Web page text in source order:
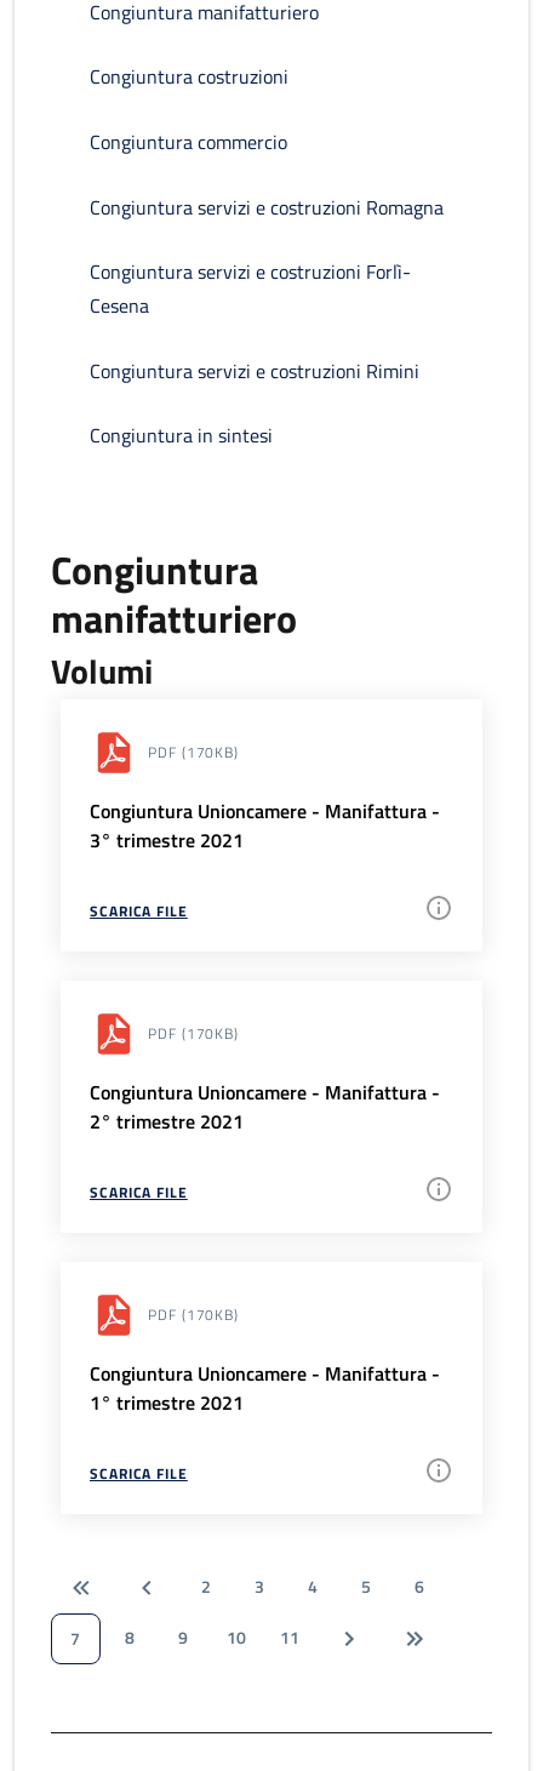
Congiuntura manifatturiero
Congiuntura costruzioni
Congiuntura commercio
Congiuntura servizi e costruzioni Romagna
Congiuntura servizi e costruzioni Forlì-
Cesena
Congiuntura servizi e costruzioni Rimini
Congiuntura in sintesi
Congiuntura
manifatturiero
Volumi
PDF (170KB)
Congiuntura Unioncamere - Manifattura -
3° trimestre 2021
SCARICA FILE
PDF (170KB)
Congiuntura Unioncamere - Manifattura -
2° trimestre 2021
SCARICA FILE
PDF (170KB)
Congiuntura Unioncamere - Manifattura -
1° trimestre 2021
SCARICA FILE
2 3 4 5
6
7
8 9 10 11